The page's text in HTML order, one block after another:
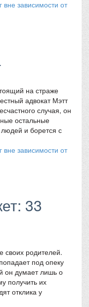
на страже
адвокат Мэтт
случая, он
остальные
и борется с
33
своих родителей.
под опеку
он думает лишь о
получить их
отклика у